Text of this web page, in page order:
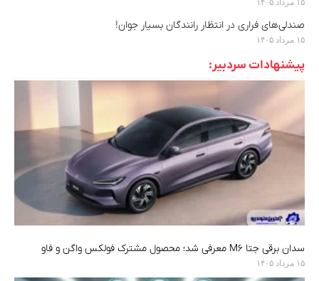
صندلی‌های فراری در انتظار رانندگان بسیار جوان!
۱۵ مرداد ۱۴۰۵
پیشنهادات سردبیر:
سدان برقی جتا M6 معرفی شد؛ محصول مشترک فولکس واگن و فاو
۱۵ مرداد ۱۴۰۵